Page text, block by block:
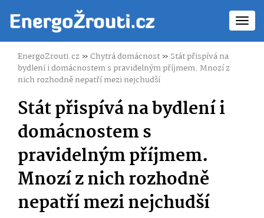
EnergoZrouti.cz»Chytrá domácnost» Stát přispívá na
bydlení i domácnostem s pravidelným příjmem. Mnozí z
nich rozhodně nepatří mezi nejchudší
Stát přispívá na bydlení i
domácnostem s
pravidelným příjmem.
Mnozí z nich rozhodně
nepatří mezi nejchudší